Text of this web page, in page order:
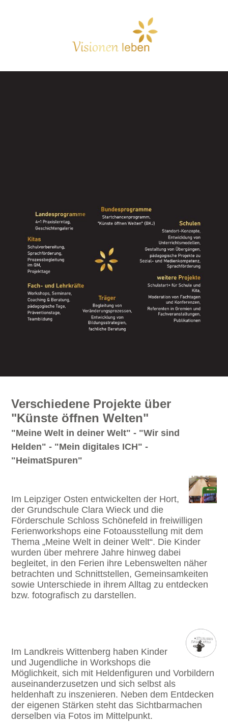
Verschiedene Projekte über
"Künste öffnen Welten"
"Meine Welt in deiner Welt" - "Wir sind
Helden" - "Mein digitales ICH" -
"HeimatSpuren"
Im Leipziger Osten entwickelten der Hort,
der Grundschule Clara Wieck und die
Förderschule Schloss Schönefeld in freiwilligen
Ferienworkshops eine Fotoausstellung mit dem
Thema „Meine Welt in deiner Welt“. Die Kinder
wurden über mehrere Jahre hinweg dabei
begleitet, in den Ferien ihre Lebenswelten näher
betrachten und Schnittstellen, Gemeinsamkeiten
sowie Unterschiede in ihrem Alltag zu entdecken
bzw. fotografisch zu darstellen.
Im Landkreis Wittenberg haben Kinder
und Jugendliche in Workshops die
Möglichkeit, sich mit Heldenfiguren und Vorbildern
auseinanderzusetzen und sich selbst als
heldenhaft zu inszenieren. Neben dem Entdecken
der eigenen Stärken steht das Sichtbarmachen
derselben via Fotos im Mittelpunkt.